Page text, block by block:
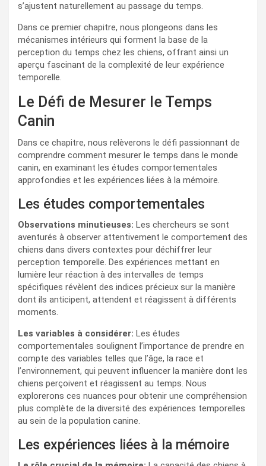
s’ajustent naturellement au passage du temps.
Dans ce premier chapitre, nous plongeons dans les
mécanismes intérieurs qui forment la base de la
perception du temps chez les chiens, offrant ainsi un
aperçu fascinant de la complexité de leur expérience
temporelle.
Le Défi de Mesurer le Temps
Canin
Dans ce chapitre, nous relèverons le défi passionnant de
comprendre comment mesurer le temps dans le monde
canin, en examinant les études comportementales
approfondies et les expériences liées à la mémoire.
Les études comportementales
Observations minutieuses: Les chercheurs se sont
aventurés à observer attentivement le comportement des
chiens dans divers contextes pour déchiffrer leur
perception temporelle. Des expériences mettant en
lumière leur réaction à des intervalles de temps
spécifiques révèlent des indices précieux sur la manière
dont ils anticipent, attendent et réagissent à différents
moments.
Les variables à considérer: Les études
comportementales soulignent l’importance de prendre en
compte des variables telles que l’âge, la race et
l’environnement, qui peuvent influencer la manière dont les
chiens perçoivent et réagissent au temps. Nous
explorerons ces nuances pour obtenir une compréhension
plus complète de la diversité des expériences temporelles
au sein de la population canine.
Les expériences liées à la mémoire